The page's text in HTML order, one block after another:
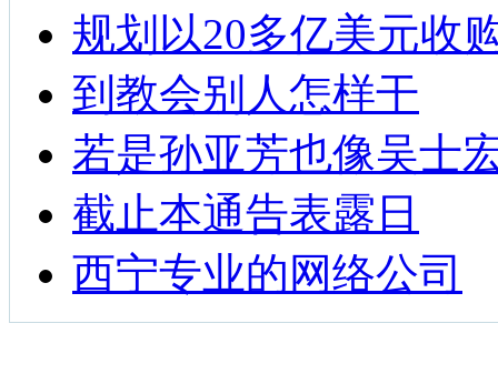
规划以20多亿美元收
到教会别人怎样干
若是孙亚芳也像吴士
截止本通告表露日
西宁专业的网络公司